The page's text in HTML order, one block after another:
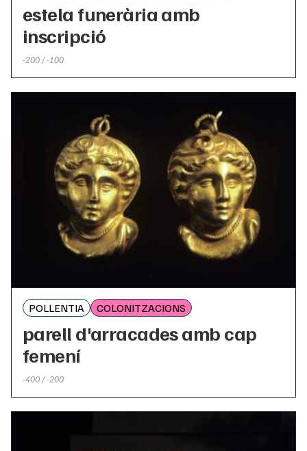
estela funerària amb
inscripció
-200 / -100
POLLENTIA COLONITZACIONS
parell d'arracades amb cap
femení
-400 / -200